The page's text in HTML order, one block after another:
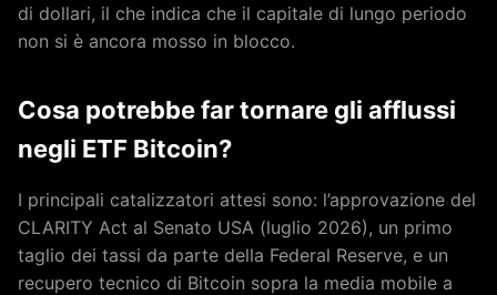
di dollari, il che indica che il capitale di lungo periodo
non si è ancora mosso in blocco.
Cosa potrebbe far tornare gli afflussi
negli ETF Bitcoin?
I principali catalizzatori attesi sono: l’approvazione del
CLARITY Act al Senato USA (luglio 2026), un primo
taglio dei tassi da parte della Federal Reserve, e un
recupero tecnico di Bitcoin sopra la media mobile a